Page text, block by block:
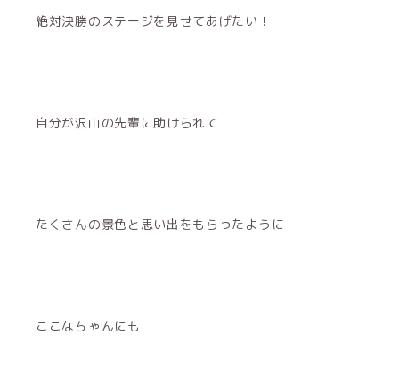
絶対決勝のステージを見せてあげたい！
自分が沢山の先輩に助けられて
たくさんの景色と思い出をもらったように
ここなちゃんにも